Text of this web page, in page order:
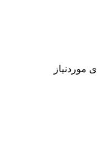
موردنیاز